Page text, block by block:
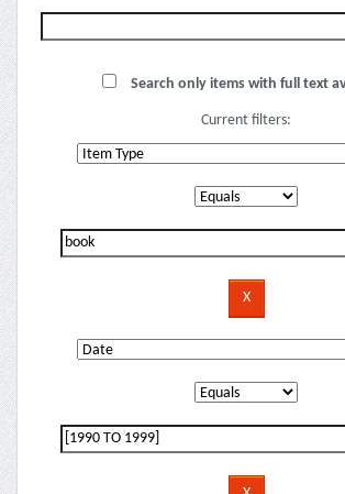
Search only items with full text
Current filters: